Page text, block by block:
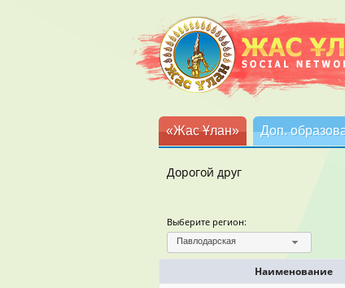
«Жас Ұлан» Доп.
Дорогой друг
Выберите регион:
Павлодарская
Наименование